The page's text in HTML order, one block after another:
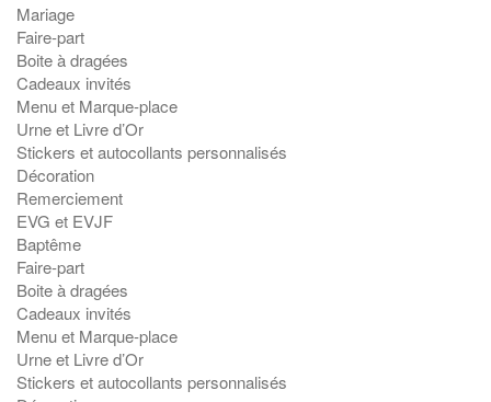
Mariage
Faire-part
Boite à dragées
Cadeaux invités
Menu et Marque-place
Urne et Livre d’Or
Stickers et autocollants personnalisés
Décoration
Remerciement
EVG et EVJF
Baptême
Faire-part
Boite à dragées
Cadeaux invités
Menu et Marque-place
Urne et Livre d’Or
Stickers et autocollants personnalisés